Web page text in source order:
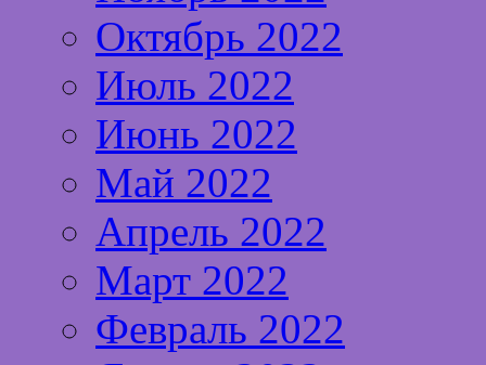
Октябрь 2022
Июль 2022
Июнь 2022
Май 2022
Апрель 2022
Март 2022
Февраль 2022